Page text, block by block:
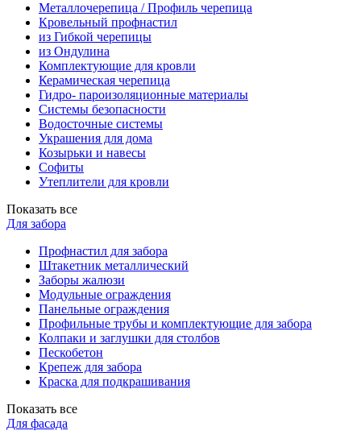
Металлочерепица / Профиль черепица
Кровельный профнастил
из Гибкой черепицы
из Ондулина
Комплектующие для кровли
Керамическая черепица
Гидро- пароизоляционные материалы
Системы безопасности
Водосточные системы
Украшения для дома
Козырьки и навесы
Софиты
Утеплители для кровли
Показать все
Для забора
Профнастил для забора
Штакетник металлический
Заборы жалюзи
Модульные ограждения
Панельные ограждения
Профильные трубы и комплектующие для забора
Колпаки и заглушки для столбов
Пескобетон
Крепеж для забора
Краска для подкрашивания
Показать все
Для фасада